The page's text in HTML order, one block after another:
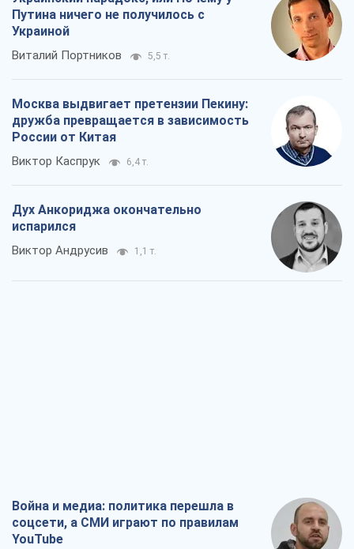
Путина ничего не получилось с
Украиной
Виталий Портников 5,5 т.
Москва выдвигает претензии Пекину:
дружба превращается в зависимость
России от Китая
Виктор Каспрук 6,4 т.
Дух Анкориджа окончательно
испарился
Виктор Андрусив 1,1 т.
Война и медиа: политика перешла в
соцсети, а СМИ играют по правилам
YouTube